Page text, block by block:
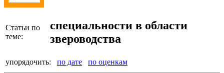
Статьи по
теме:
специальности в области
звероводства
упорядочить: по дате по оценкам